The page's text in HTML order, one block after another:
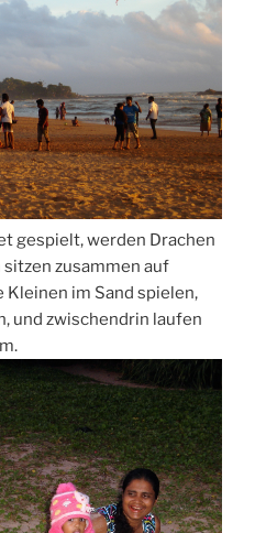
gespielt, werden Drachen
zusammen auf
Kleinen im Sand spielen,
und zwischendrin laufen